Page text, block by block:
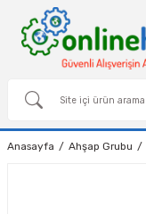
Anasayfa Ahşap Grubu